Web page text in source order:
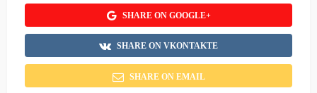
SHARE ON GOOGLE+
SHARE ON VKONTAKTE
SHARE ON EMAIL